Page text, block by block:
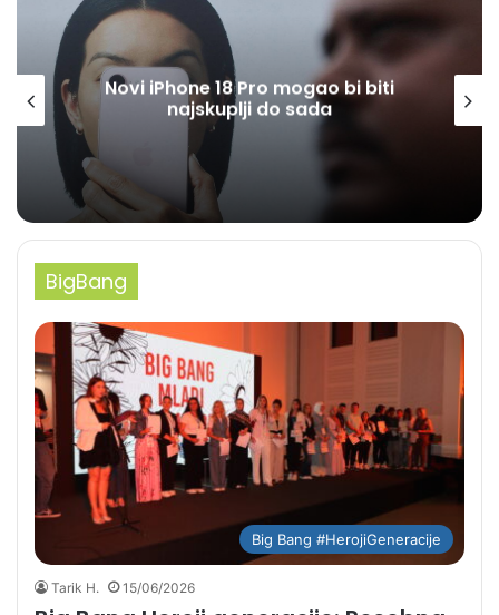
I dalje čuvate stare mobilne
telefone? Mogu vrijediti i do 3.000
eura
BigBang
Big Bang #HerojiGeneracije
Tarik H. 15/06/2026